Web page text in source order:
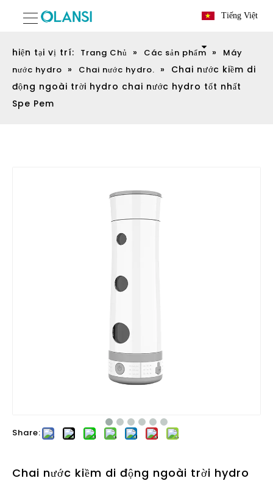
Tiếng Việt
hiện tại vị trí: Trang Chủ » Các sản phẩm »
Máy
nước hydro » Chai nước hydro. »
Chai nước kiềm di
động ngoài trời hydro chai nước hydro tốt nhất
Spe Pem
Share:
Chai nước kiềm di động ngoài trời hydro